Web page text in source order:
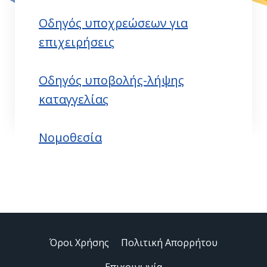
Οδηγός υποχρεώσεων για
επιχειρήσεις
Οδηγός υποβολής-λήψης
καταγγελίας
Νομοθεσία
Όροι Χρήσης
Πολιτική Απορρήτου